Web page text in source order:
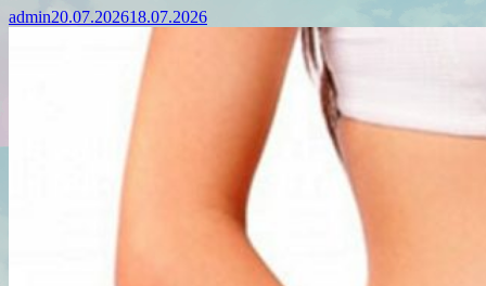
admin20.07.202618.07.2026